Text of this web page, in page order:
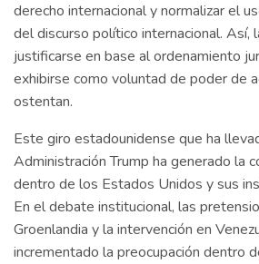
derecho internacional y normalizar el
del discurso político internacional. Así,
justificarse en base al ordenamiento
exhibirse como voluntad de poder de
ostentan.
Este giro estadounidense que ha
Administración Trump ha generado la
dentro de los Estados Unidos y sus
En el debate institucional, las
Groenlandia y la intervención en
incrementado la preocupación dentro